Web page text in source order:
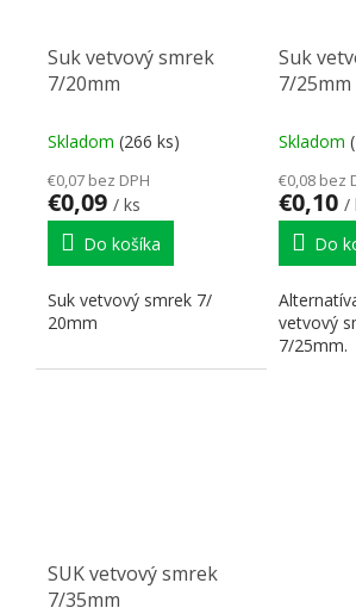
Suk vetvový smrek
7/20mm
Skladom (266 ks)
€0,07 bez DPH
€0,09 / ks
Do košíka
Suk vetvový smrek 7/
20mm
Suk vetvový
7/25mm
Skladom
€0,08 bez
€0,10 /
Do
vetvový
7/25mm.
SUK vetvový smrek
7/35mm